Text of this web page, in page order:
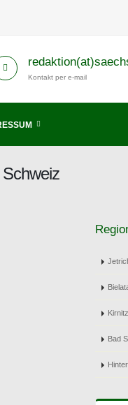
Kontakt per e-mail
Bad